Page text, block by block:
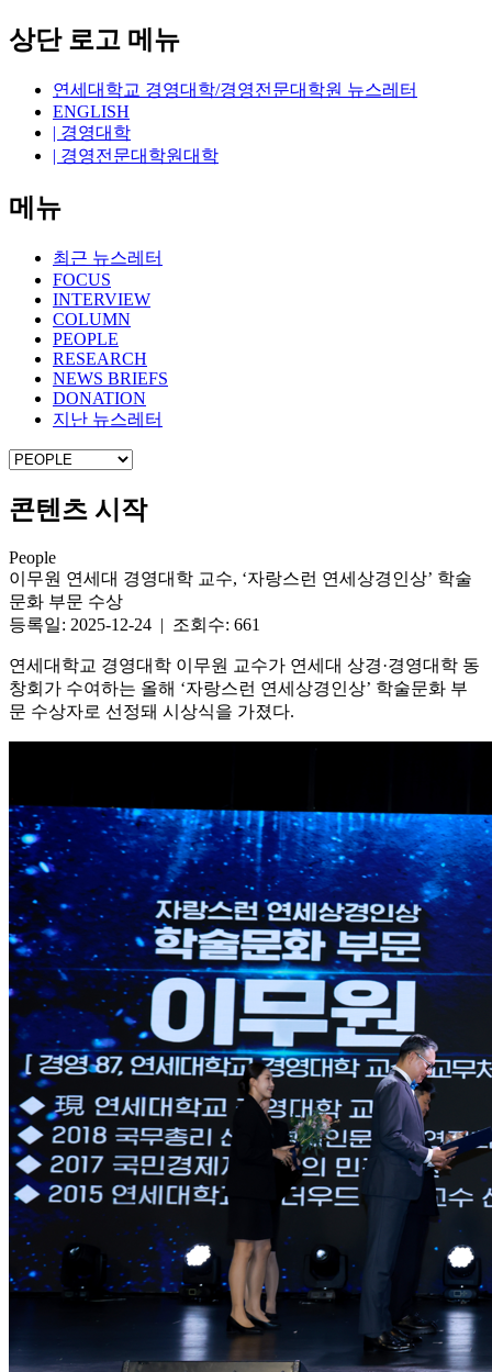
상단 로고 메뉴
연세대학교 경영대학/경영전문대학원 뉴스레터
ENGLISH
| 경영대학
| 경영전문대학원대학
메뉴
최근 뉴스레터
FOCUS
INTERVIEW
COLUMN
PEOPLE
RESEARCH
NEWS BRIEFS
DONATION
지난 뉴스레터
콘텐츠 시작
People
이무원 연세대 경영대학 교수, ‘자랑스런 연세상경인상’ 학술
문화 부문 수상
등록일: 2025-12-24 | 조회수: 661
연세대학교 경영대학 이무원 교수가 연세대 상경·경영대학 동
창회가 수여하는 올해 ‘자랑스런 연세상경인상’ 학술문화 부
문 수상자로 선정돼 시상식을 가졌다.